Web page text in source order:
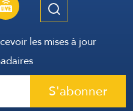
les mises à jour
S'abonner